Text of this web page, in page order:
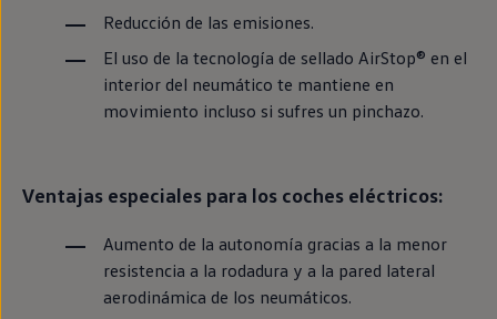
Información sobre Diésel XTL
Suscripción de mantenimiento Long Drive
Modelos anteriores
Beetle
Scirocco
Polo
Passat
Touareg
Touran
t-roc-1
Asistencia en carretera
Reducción de las emisiones.
El uso de la tecnología de sellado AirStop® en el
interior del neumático te mantiene en
movimiento incluso si sufres un pinchazo.
Ventajas especiales para los coches eléctricos:
Aumento de la autonomía gracias a la menor
resistencia a la rodadura y a la pared lateral
aerodinámica de los neumáticos.